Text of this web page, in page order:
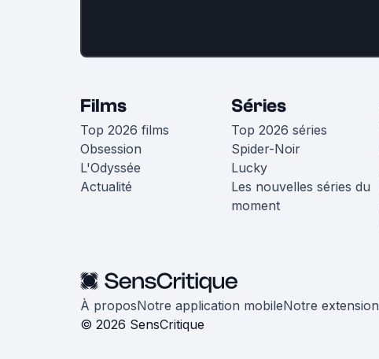
Films
Top 2026 films
Obsession
L'Odyssée
Actualité
Séries
Top 2026 séries
Spider-Noir
Lucky
Les nouvelles séries du
moment
À proposNotre application mobileNotre extension
© 2026 SensCritique